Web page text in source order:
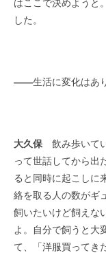
はここで決めようと
した。
――生活に変化はあ
大久保 飲み歩いて
って世話してから出
ると同時に起こしに
絡を取る人の数がギ
飼いたいけど飼えな
よ。自分で飼うと大
て、「洋服買ってき